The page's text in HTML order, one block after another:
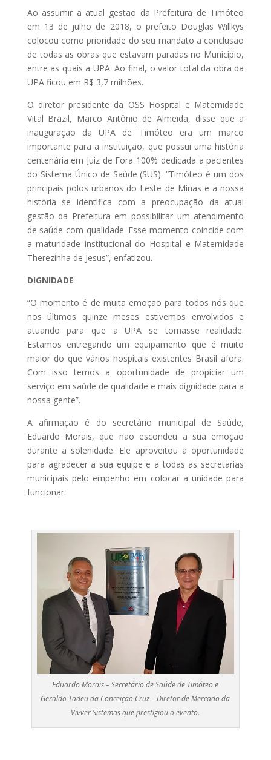
Ao assumir a atual gestão da Prefeitura de Timóteo
em 13 de julho de 2018, o prefeito Douglas Willkys
colocou como prioridade do seu mandato a conclusão
de todas as obras que estavam paradas no Município,
entre as quais a UPA. Ao final, o valor total da obra da
UPA ficou em R$ 3,7 milhões.
O diretor presidente da OSS Hospital e Maternidade
Vital Brazil, Marco Antônio de Almeida, disse que a
inauguração da UPA de Timóteo era um marco
importante para a instituição, que possui uma história
centenária em Juiz de Fora 100% dedicada a pacientes
do Sistema Único de Saúde (SUS). “Timóteo é um dos
principais polos urbanos do Leste de Minas e a nossa
história se identifica com a preocupação da atual
gestão da Prefeitura em possibilitar um atendimento
de saúde com qualidade. Esse momento coincide com
a maturidade institucional do Hospital e Maternidade
Therezinha de Jesus”, enfatizou.
DIGNIDADE
“O momento é de muita emoção para todos nós que
nos últimos quinze meses estivemos envolvidos e
atuando para que a UPA se tornasse realidade.
Estamos entregando um equipamento que é muito
maior do que vários hospitais existentes Brasil afora.
Com isso temos a oportunidade de propiciar um
serviço em saúde de qualidade e mais dignidade para a
nossa gente”.
A afirmação é do secretário municipal de Saúde,
Eduardo Morais, que não escondeu a sua emoção
durante a solenidade. Ele aproveitou a oportunidade
para agradecer a sua equipe e a todas as secretarias
municipais pelo empenho em colocar a unidade para
funcionar.
Eduardo Morais – Secretário de Saúde de Timóteo e
Geraldo Tadeu da Conceição Cruz – Diretor de Mercado da
Vivver Sistemas que prestigiou o evento.